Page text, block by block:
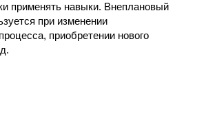
применять навыки. Внеплановый
при изменении
приобретении нового